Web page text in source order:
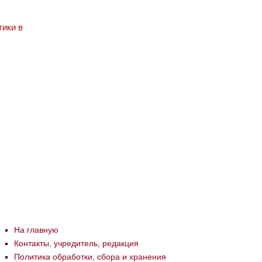
в
На главную
Контакты, учредитель, редакция
Политика обработки, сбора и хранения